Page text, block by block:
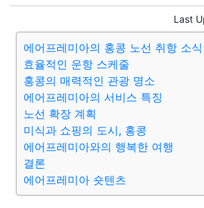
Last
에어프레미아의 홍콩 노선 취항 소식
효율적인 운항 스케줄
홍콩의 매력적인 관광 명소
에어프레미아의 서비스 특징
노선 확장 계획
미식과 쇼핑의 도시, 홍콩
에어프레미아와의 행복한 여행
결론
에어프레미아 숏텐츠